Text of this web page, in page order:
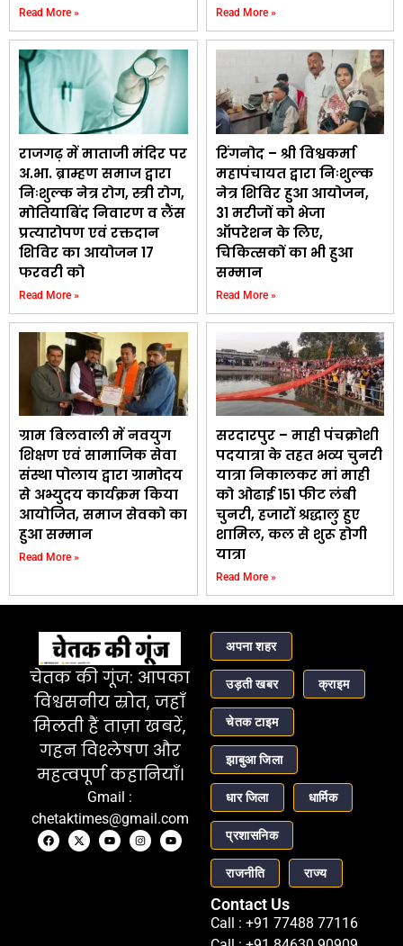
Read More » Read More »
राजगढ़ में माताजी मंदिर पर
अ.भा. ब्राम्हण समाज द्वारा
निःशुल्क नेत्र रोग, स्त्री रोग,
मोतियाबिंद निवारण व लैंस
प्रत्यारोपण एवं रक्तदान
शिविर का आयोजन 17
फरवरी को
Read More »
रिंगनोद – श्री विश्वकर्मा
महापंचायत द्वारा निःशुल्क
नेत्र शिविर हुआ आयोजन,
31 मरीजों को भेजा
ऑपरेशन के लिए,
चिकित्सकों का भी हुआ
सम्मान
Read More »
ग्राम बिलवाली में नवयुग
शिक्षण एवं सामाजिक सेवा
संस्था पोलाय द्वारा ग्रामोदय
से अभ्युदय कार्यक्रम किया
आयोजित, समाज सेवको का
हुआ सम्मान
Read More »
सरदारपुर – माही पंचक्रोशी
पदयात्रा के तहत भव्य चुनरी
यात्रा निकालकर मां माही
को ओढाई 151 फीट लंबी
चुनरी, हजारों श्रद्धालु हुए
शामिल, कल से शुरू होगी
यात्रा
Read More »
चेतक की गूंज: आपका
विश्वसनीय स्रोत, जहाँ
मिलती हैं ताज़ा खबरें,
गहन विश्लेषण और
महत्वपूर्ण कहानियाँ।
Gmail :
chetaktimes@gmail.com
अपना शहर
उड़ती खबर क्राइम
चेतक टाइम
झाबुआ जिला
धार जिला धार्मिक
प्रशासनिक
राजनीति राज्य
Contact Us
Call : +91 77488 77116